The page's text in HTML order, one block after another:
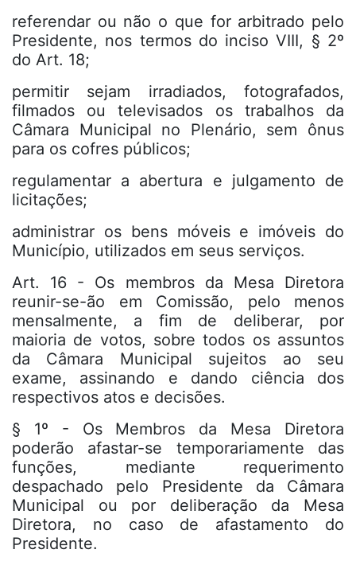
referendar ou não o que for arbitrado pelo
Presidente, nos termos do inciso VIII, § 2º
do Art. 18;
permitir sejam irradiados, fotografados,
filmados ou televisados os trabalhos da
Câmara Municipal no Plenário, sem ônus
para os cofres públicos;
regulamentar a abertura e julgamento de
licitações;
administrar os bens móveis e imóveis do
Município, utilizados em seus serviços.
Art. 16 - Os membros da Mesa Diretora
reunir-se-ão em Comissão, pelo menos
mensalmente, a fim de deliberar, por
maioria de votos, sobre todos os assuntos
da Câmara Municipal sujeitos ao seu
exame, assinando e dando ciência dos
respectivos atos e decisões.
§ 1º - Os Membros da Mesa Diretora
poderão afastar-se temporariamente das
funções, mediante requerimento
despachado pelo Presidente da Câmara
Municipal ou por deliberação da Mesa
Diretora, no caso de afastamento do
Presidente.